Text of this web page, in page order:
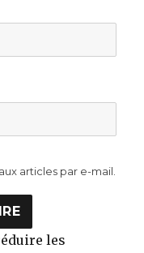
articles par e-mail.
les